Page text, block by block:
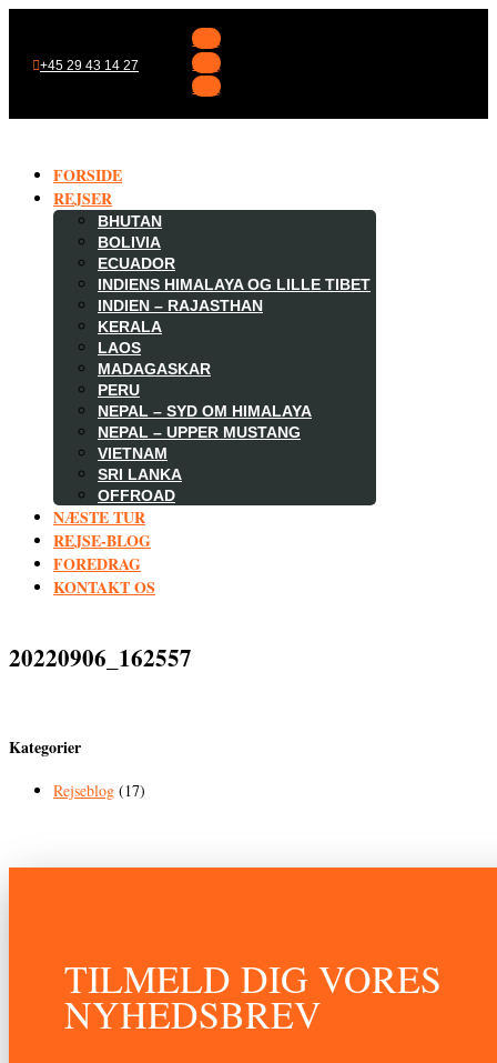
+45 29 43 14 27
Følg
Følg
Følg
FORSIDE
REJSER
BHUTAN
BOLIVIA
ECUADOR
INDIENS HIMALAYA OG LILLE TIBET
INDIEN – RAJASTHAN
KERALA
LAOS
MADAGASKAR
PERU
NEPAL – SYD OM HIMALAYA
NEPAL – UPPER MUSTANG
VIETNAM
SRI LANKA
OFFROAD
NÆSTE TUR
REJSE-BLOG
FOREDRAG
KONTAKT OS
20220906_162557
Kategorier
Rejseblog (17)
TILMELD DIG VORES
NYHEDSBREV